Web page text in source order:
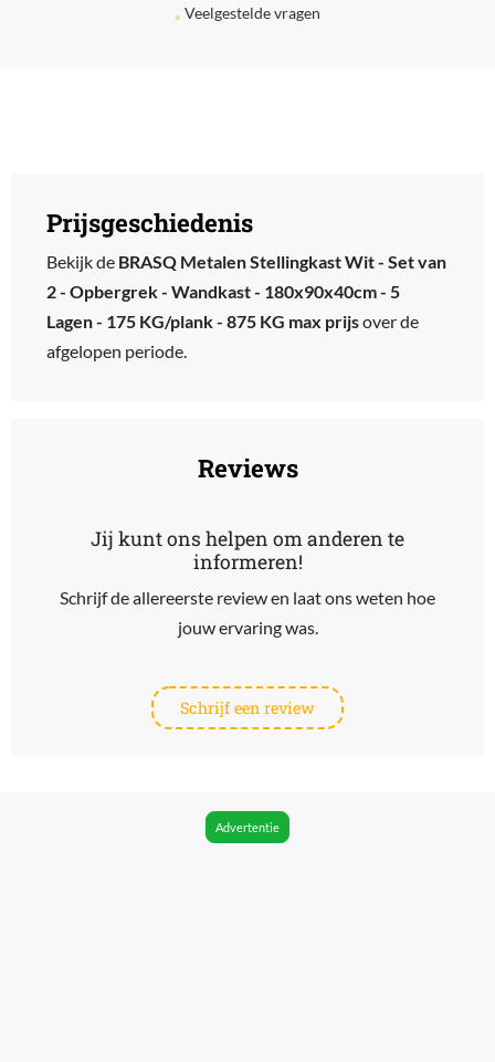
Veelgestelde vragen
Prijsgeschiedenis
Bekijk de BRASQ Metalen Stellingkast Wit - Set van
2 - Opbergrek - Wandkast - 180x90x40cm - 5
Lagen - 175 KG/plank - 875 KG max prijsover de
afgelopen periode.
Reviews
Jij kunt ons helpen om anderen te
informeren!
Schrijf de allereerste review en laat ons weten hoe
jouw ervaring was.
Schrijf een review
Advertentie